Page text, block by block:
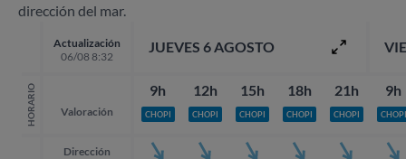
dirección del mar.
Actualización
06/08 8:32
HORARIO Valoración
Dirección
JUEVES 6 AGOSTO
9h
CHOPI
12h
CHOPI
15h
CHOPI
18h
CHOPI
21h
CHOPI
9h
CHOPI